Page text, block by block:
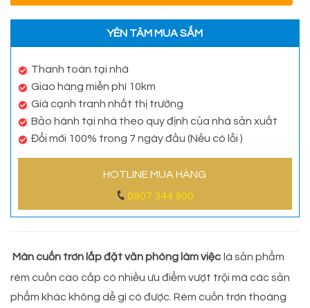
YÊN TÂM MUA SẮM
Thanh toán tại nhà
Giao hàng miễn phí 10km
Giá cạnh tranh nhất thị trường
Bảo hành tại nhà theo quy định của nhà sản xuất
Đổi mới 100% trong 7 ngày đầu (Nếu có lỗi )
HOTLINE MUA HÀNG
0907 344 900
Màn cuốn trơn lắp đặt văn phòng làm việc là sản phẩm
rèm cuốn cao cấp có nhiều ưu điểm vượt trội mà các sản
phẩm khác không dễ gì có được. Rèm cuốn trơn thoáng